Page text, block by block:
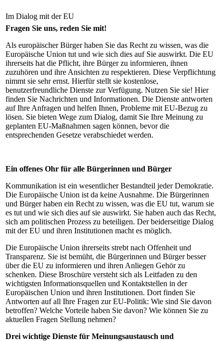
Im Dialog mit der EU
Fragen Sie uns, reden Sie mit!
Als europäischer Bürger haben Sie das Recht zu wissen, was die
Europäische Union tut und wie sich dies auf Sie auswirkt. Die EU
ihrerseits hat die Pflicht, ihre Bürger zu informieren, ihnen
zuzuhören und ihre Ansichten zu respektieren. Diese Verpflichtung
nimmt sie sehr ernst. Hierfür stellt sie kostenlose,
benutzerfreundliche Dienste zur Verfügung. Nutzen Sie sie! Hier
finden Sie Nachrichten und Informationen. Die Dienste antworten
auf Ihre Anfragen und helfen Ihnen, Probleme mit EU‑Bezug zu
lösen. Sie bieten Wege zum Dialog, damit Sie Ihre Meinung zu
geplanten EU‑Maßnahmen sagen können, bevor die
entsprechenden Gesetze verabschiedet werden.
Ein offenes Ohr für alle Bürgerinnen und Bürger
Kommunikation ist ein wesentlicher Bestandteil jeder Demokratie.
Die Europäische Union ist da keine Ausnahme. Die Bürgerinnen
und Bürger haben ein Recht zu wissen, was die EU tut, warum sie
es tut und wie sich dies auf sie auswirkt. Sie haben auch das Recht,
sich am politischen Prozess zu beteiligen. Der beiderseitige Dialog
mit der EU und ihren Institutionen macht es möglich.
Die Europäische Union ihrerseits strebt nach Offenheit und
Transparenz. Sie ist bemüht, die Bürgerinnen und Bürger besser
über die EU zu informieren und ihren Anliegen Gehör zu
schenken. Diese Broschüre versteht sich als Leitfaden zu den
wichtigsten Informationsquellen und Kontaktstellen in der
Europäischen Union und ihren Institutionen. Dort finden Sie
Antworten auf all Ihre Fragen zur EU‑Politik: Wie sind Sie davon
betroffen? Welche Vorteile haben Sie davon? Wie können Sie zu
aktuellen Fragen Stellung nehmen?
Drei wichtige Dienste für Meinungsaustausch und